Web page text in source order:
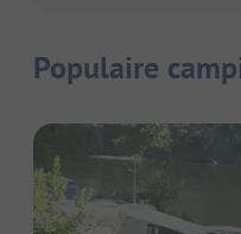
Populaire